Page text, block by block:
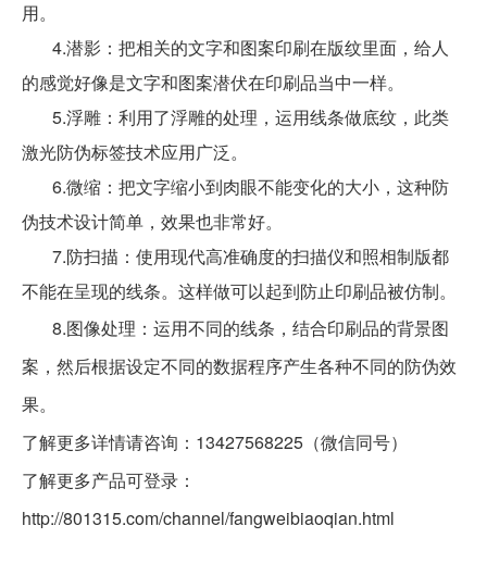
用。
4.潜影：把相关的文字和图案印刷在版纹里面，给人
的感觉好像是文字和图案潜伏在印刷品当中一样。
5.浮雕：利用了浮雕的处理，运用线条做底纹，此类
激光防伪标签技术应用广泛。
6.微缩：把文字缩小到肉眼不能变化的大小，这种防
伪技术设计简单，效果也非常好。
7.防扫描：使用现代高准确度的扫描仪和照相制版都
不能在呈现的线条。这样做可以起到防止印刷品被仿制。
8.图像处理：运用不同的线条，结合印刷品的背景图
案，然后根据设定不同的数据程序产生各种不同的防伪效
果。
了解更多详情请咨询：13427568225（微信同号）
了解更多产品可登录：
http://801315.com/channel/fangweibiaoqian.html